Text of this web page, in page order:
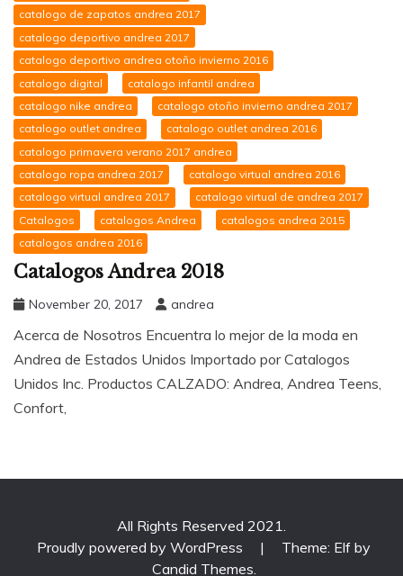
catalogo de zapatos andrea 2017
catalogo deportivo andrea 2017
catalogo deportivo andrea otoño invierno 2016
catalogo digital
catalogo infantil andrea
catalogo nike andrea
catalogo otoño invierno andrea 2017
catalogo outlet andrea
catalogo outlet andrea 2016
catalogo primavera verano 2017 andrea
catalogo ropa andrea 2017
catalogo virtual andrea 2016
catalogo virtual andrea 2017
catalogo virtual de andrea 2017
Catalogos
catalogos Andrea
catalogos andrea 2015
catalogos andrea 2016
Catalogos Andrea 2018
November 20, 2017 andrea
Acerca de Nosotros Encuentra lo mejor de la moda en
Andrea de Estados Unidos Importado por Catalogos
Unidos Inc. Productos CALZADO: Andrea, Andrea Teens,
Confort,
All Rights Reserved 2021.
Proudly powered by WordPress
|
Theme: Elf by
Candid Themes